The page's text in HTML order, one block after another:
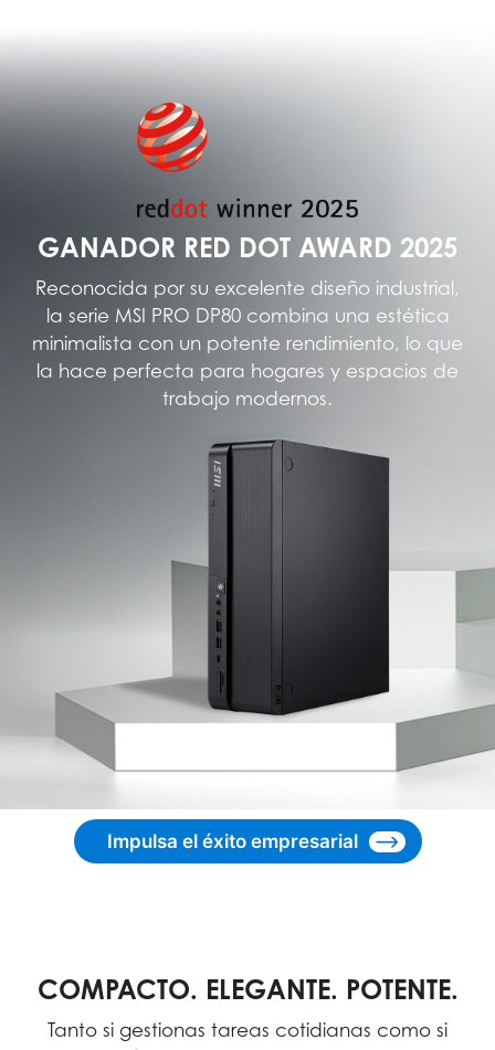
GANADOR RED DOT AWARD 2025
Reconocida por su excelente diseño industrial,
la serie MSI PRO DP80 combina una estética
minimalista con un potente rendimiento, lo que
la hace perfecta para hogares y espacios de
trabajo modernos.
Impulsa el éxito empresarial
COMPACTO. ELEGANTE. POTENTE.
Tanto si gestionas tareas cotidianas como si